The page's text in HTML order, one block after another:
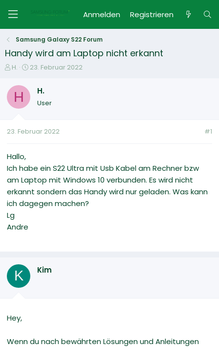
Anmelden Registrieren
Samsung Galaxy S22 Forum
Handy wird am Laptop nicht erkannt
E
s
e
e
H.
E
t
t
23. Februar 2022
H H.
User
23. Februar 2022 #1
Hallo,
Ich habe ein S22 Ultra mit Usb Kabel am Rechner bzw
am Laptop mit Windows 10 verbunden. Es wird nicht
erkannt sondern das Handy wird nur geladen. Was kann
ich dagegen machen?
Lg
Andre
K Kim
Hey,
Wenn du nach bewährten Lösungen und Anleitungen